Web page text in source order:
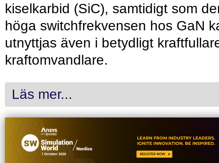
kiselkarbid (SiC), samtidigt som
höga switchfrekvensen hos GaN
utnyttjas även i betydligt
kraftomvandlare.
Läs mer...